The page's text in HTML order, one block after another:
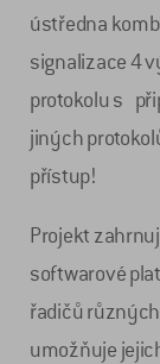
ústředna
signalizace 4
protokolu s
jiných
přístup!
Projekt
softwarové
řadičů různých
umožňuje